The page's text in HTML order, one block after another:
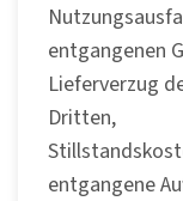
entgangenen
Lieferverzug
Dritten,
entgangene